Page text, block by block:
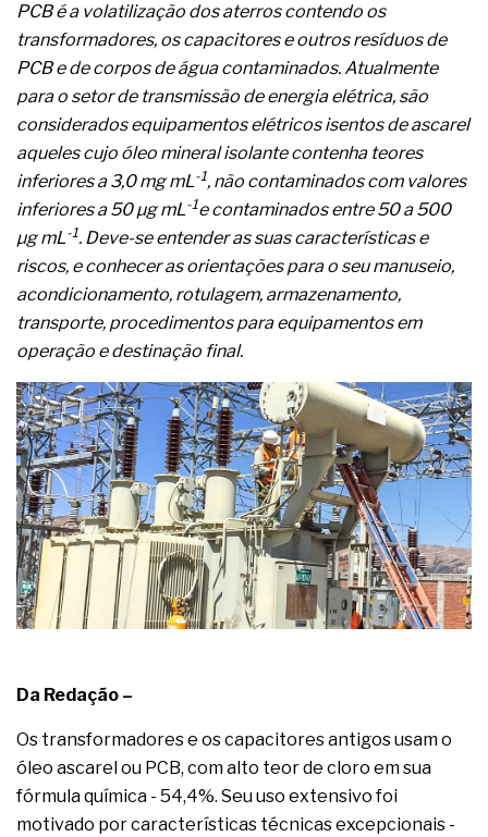
PCB é a volatilização dos aterros contendo os
transformadores, os capacitores e outros resíduos de
PCB e de corpos de água contaminados. Atualmente
para o setor de transmissão de energia elétrica, são
considerados equipamentos elétricos isentos de ascarel
aqueles cujo óleo mineral isolante contenha teores
inferiores a 3,0 mg mL-1, não contaminados com valores
inferiores a 50 µg mL-1e contaminados entre 50 a 500
µg mL-1. Deve-se entender as suas características e
riscos, e conhecer as orientações para o seu manuseio,
acondicionamento, rotulagem, armazenamento,
transporte, procedimentos para equipamentos em
operação e destinação final.
Da Redação –
Os transformadores e os capacitores antigos usam o
óleo ascarel ou PCB, com alto teor de cloro em sua
fórmula química - 54,4%. Seu uso extensivo foi
motivado por características técnicas excepcionais -